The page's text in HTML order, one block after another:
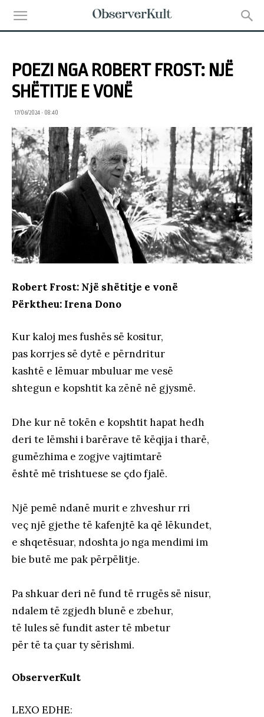
POEZI NGA ROBERT FROST: NJË
SHËTITJE E VONË
17/06/2024 • 08:40
Robert Frost: Një shëtitje e vonë
Përktheu: Irena Dono
Kur kaloj mes fushës së kositur,
pas korrjes së dytë e përndritur
kashtë e lëmuar mbuluar me vesë
shtegun e kopshtit ka zënë në gjysmë.
Dhe kur në tokën e kopshtit hapat hedh
deri te lëmshi i barërave të këqija i tharë,
gumëzhima e zogjve vajtimtarë
është më trishtuese se çdo fjalë.
Një pemë ndanë murit e zhveshur rri
veç një gjethe të kafenjtë ka që lëkundet,
e shqetësuar, ndoshta jo nga mendimi im
bie butë me pak përpëlitje.
Pa shkuar deri në fund të rrugës së nisur,
ndalem të zgjedh blunë e zbehur,
të lules së fundit aster të mbetur
për të ta çuar ty sërishmi.
ObserverKult
LEXO EDHE: